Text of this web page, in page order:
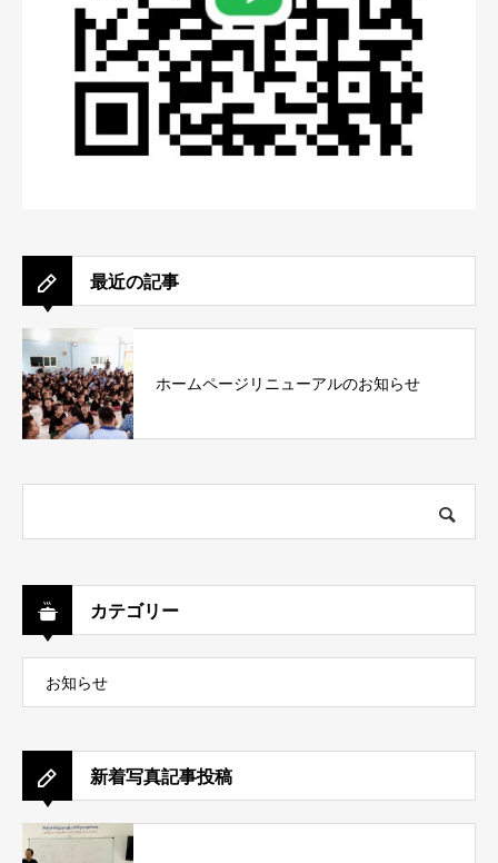
最近の記事
ホームページリニューアルのお知らせ
カテゴリー
お知らせ
新着写真記事投稿